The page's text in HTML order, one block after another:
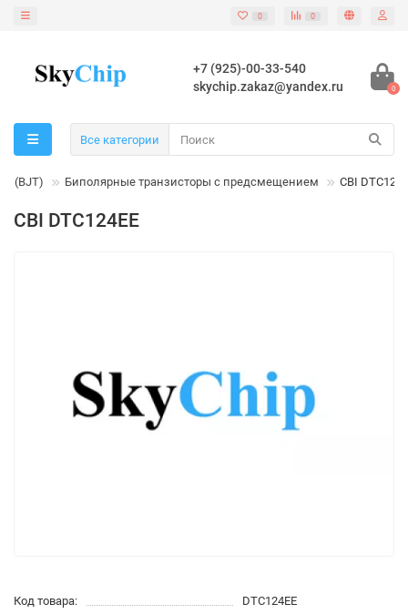
0 0
+7 (925)-00-33-540
skychip.zakaz@yandex.ru
0
Все категории
(BJT) Биполярные транзисторы с предсмещением CBI
CBI DTC124EE
Код товара:
DTC124EE